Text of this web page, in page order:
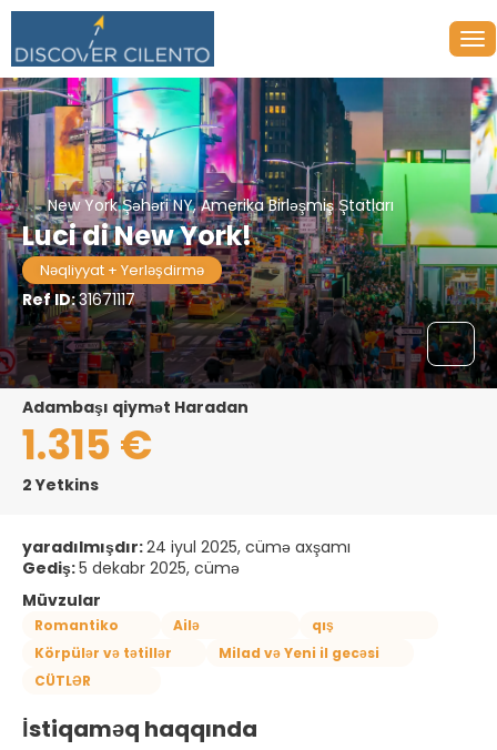
New York Şəhəri NY, Amerika Birləşmiş Ştatları
Luci di New York!
Nəqliyyat + Yerləşdirmə
Ref ID:31671117
adambaşı qiymət Haradan
1.315 €
2 Yetkins
yaradılmışdır:24 iyul 2025, cümə axşamı
Gediş:5 dekabr 2025, cümə
Müvzular
Romantiko Ailə
qış
Körpülər və tətillər
Milad və Yeni il gecəsi
CÜTLƏR
İstiqaməq haqqında